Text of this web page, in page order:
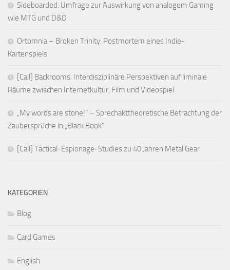
Sideboarded: Umfrage zur Auswirkung von analogem Gaming
wie MTG und D&D
Ortomnia – Broken Trinity: Postmortem eines Indie-
Kartenspiels
[Call] Backrooms. Interdisziplinäre Perspektiven auf liminale
Räume zwischen Internetkultur, Film und Videospiel
„My words are stone!“ – Sprechakttheoretische Betrachtung der
Zaubersprüche in „Black Book“
[Call] Tactical-Espionage-Studies zu 40 Jahren Metal Gear
KATEGORIEN
Blog
Card Games
English